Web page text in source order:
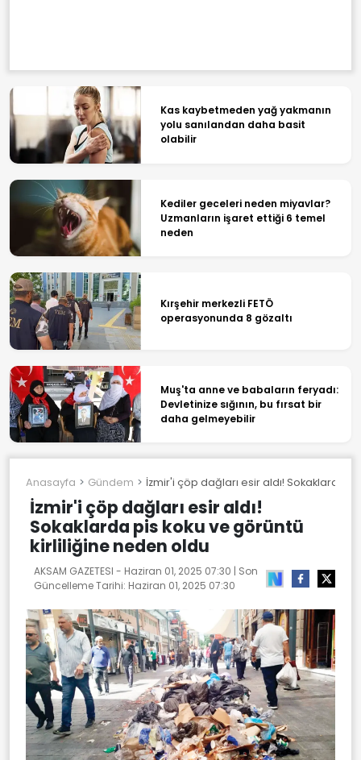
Kas kaybetmeden yağ yakmanın
yolu sanılandan daha basit
olabilir
Kediler geceleri neden miyavlar?
Uzmanların işaret ettiği 6 temel
neden
Kırşehir merkezli FETÖ
operasyonunda 8 gözaltı
Muş'ta anne ve babaların feryadı:
Devletinize sığının, bu fırsat bir
daha gelmeyebilir
Anasayfa Gündem İzmir'i çöp dağları esir aldı! Sokaklarda
İzmir'i çöp dağları esir aldı!
Sokaklarda pis koku ve görüntü
kirliliğine neden oldu
AKSAM GAZETESI - Haziran 01, 2025 07:30 | Son
Güncelleme Tarihi: Haziran 01, 2025 07:30